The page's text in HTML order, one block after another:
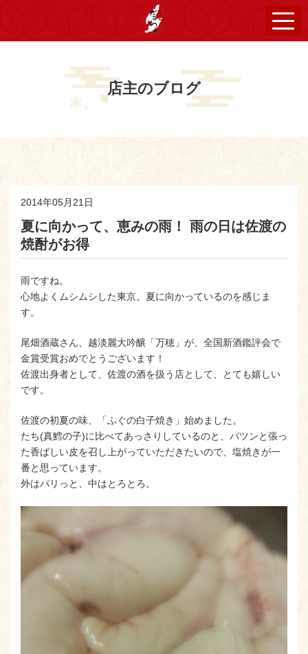
店主のブログ
2014年05月21日
夏に向かって、恵みの雨！ 雨の日は佐渡の
焼酎がお得
雨ですね。
心地よくムシムシした東京。夏に向かっているのを感じま
す。
尾畑酒蔵さん、越淡麗大吟醸「万穂」が、全国新酒鑑評会で
金賞受賞おめでとうございます！
佐渡出身者として、佐渡の酒を扱う店として、とても嬉しい
です。
佐渡の初夏の味、「ふぐの白子焼き」始めました。
たち(真鱈の子)に比べてあっさりしているのと、パツンと張っ
た香ばしい皮を召し上がっていただきたいので、塩焼きが一
番と思っています。
外はパリっと、中はとろとろ。